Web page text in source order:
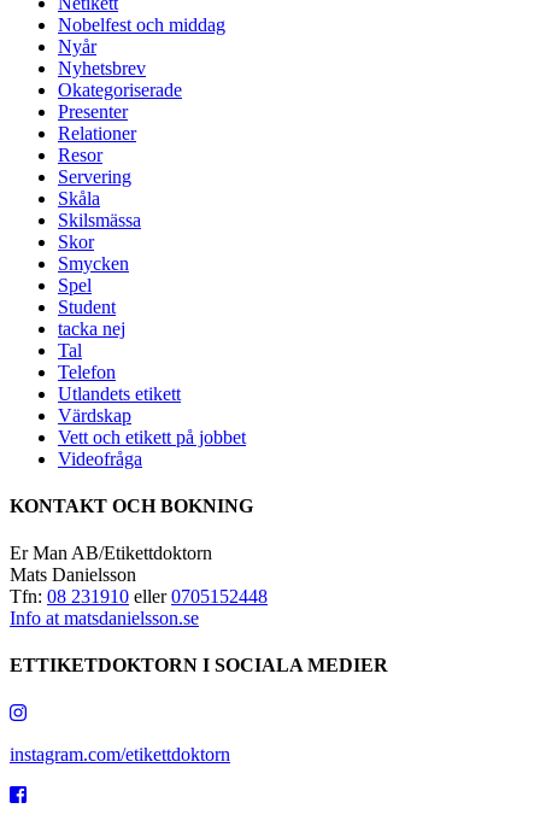
Nobelfest och middag
Nyår
Nyhetsbrev
Okategoriserade
Presenter
Relationer
Resor
Servering
Skåla
Skilsmässa
Skor
Smycken
Spel
Student
tacka nej
Tal
Telefon
Utlandets etikett
Värdskap
Vett och etikett på jobbet
Videofråga
KONTAKT OCH BOKNING
Er Man AB/Etikettdoktorn
Mats Danielsson
Tfn: 08 231910 eller0705152448
Info at matsdanielsson.se
ETTIKETDOKTORN I SOCIALA MEDIER
instagram.com/etikettdoktorn